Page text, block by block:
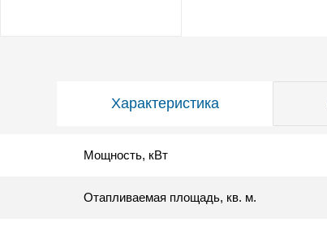
Характеристика
Мощность, кВт
Отапливаемая площадь, кв. м.